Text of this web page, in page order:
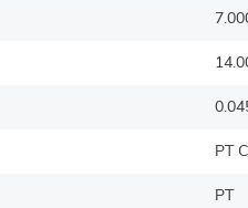
PT
PT